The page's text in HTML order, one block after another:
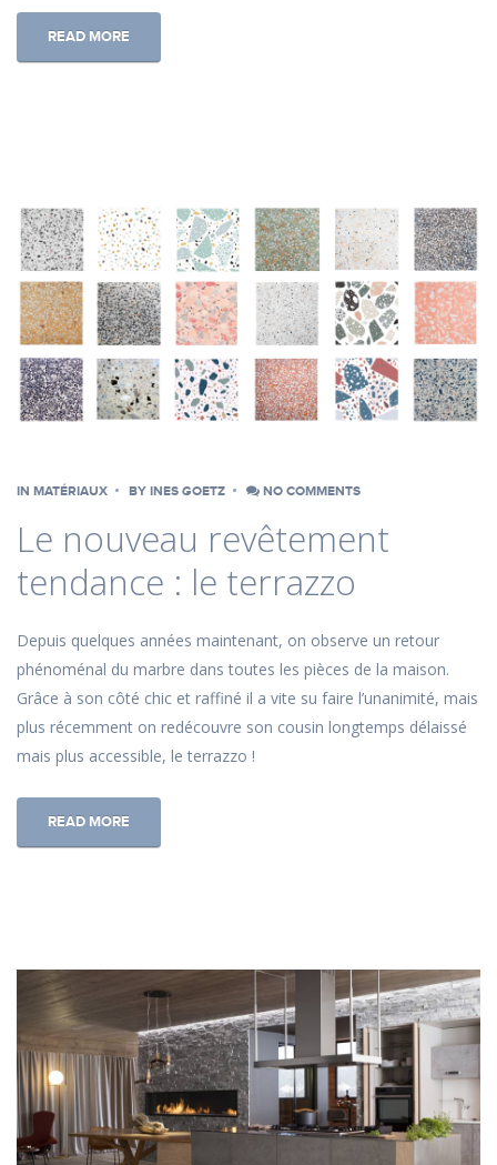
READ MORE
IN MATÉRIAUX BY INES GOETZ NO COMMENTS
Le nouveau revêtement
tendance : le terrazzo
Depuis quelques années maintenant, on observe un retour
phénoménal du marbre dans toutes les pièces de la maison.
Grâce à son côté chic et raffiné il a vite su faire l’unanimité, mais
plus récemment on redécouvre son cousin longtemps délaissé
mais plus accessible, le terrazzo !
READ MORE